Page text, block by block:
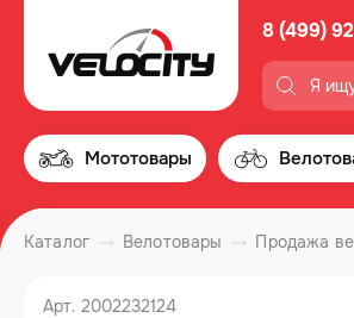
8 (499)
Мототовары
Каталог Велотовары Продажа
Арт. 2002232124